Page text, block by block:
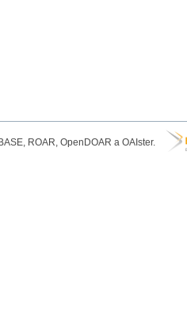
ROAR, OpenDOAR a OAIster.